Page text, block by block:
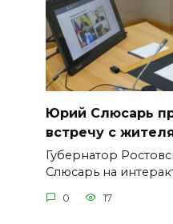
Юрий Слюсарь
встречу с
Губернатор
Слюсарь на
0 17